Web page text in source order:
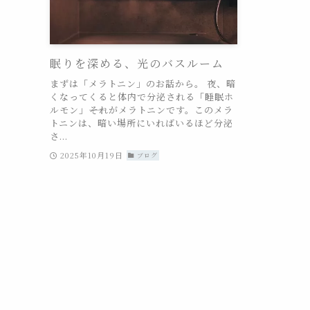
眠りを深める、光のバスルーム
まずは「メラトニン」のお話から。 夜、暗
くなってくると体内で分泌される「睡眠ホ
ルモン」――それがメラトニンです。このメラ
トニンは、暗い場所にいればいるほど分泌
さ...
2025年10月19日 ブログ